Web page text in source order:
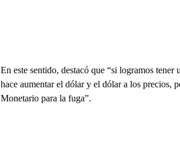
En este sentido, destacó que “si logramos
hace aumentar el dólar y el dólar a los precios,
Monetario para la fuga”.